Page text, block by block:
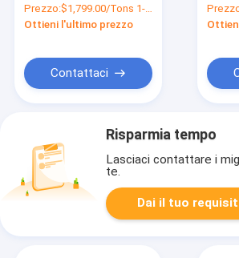
2mm delle porte delle
primavere 201 304
Prezzo:$1,799.00/Tons 1-9 Tons
Ottieni l'ultimo prezzo
Contattaci
di
Risparmia tempo
Lasciaci contattare i
te.
Dai il tuo